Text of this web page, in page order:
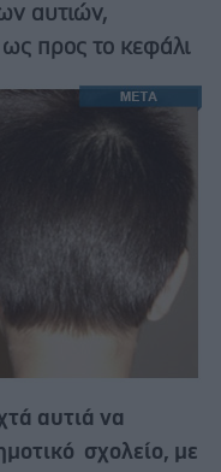
αυτιών,
προς το κεφάλι
αυτιά να
σχολείο, με